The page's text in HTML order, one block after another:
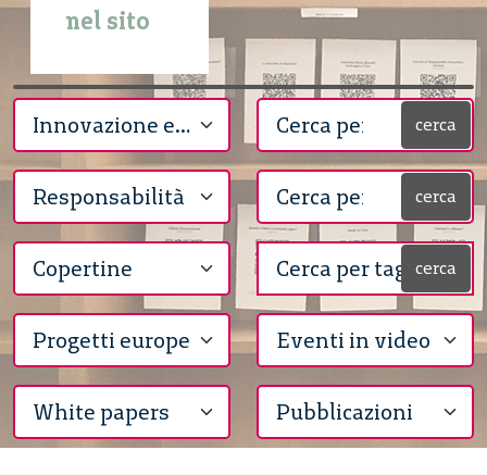
nel sito
cerca
cerca
cerca